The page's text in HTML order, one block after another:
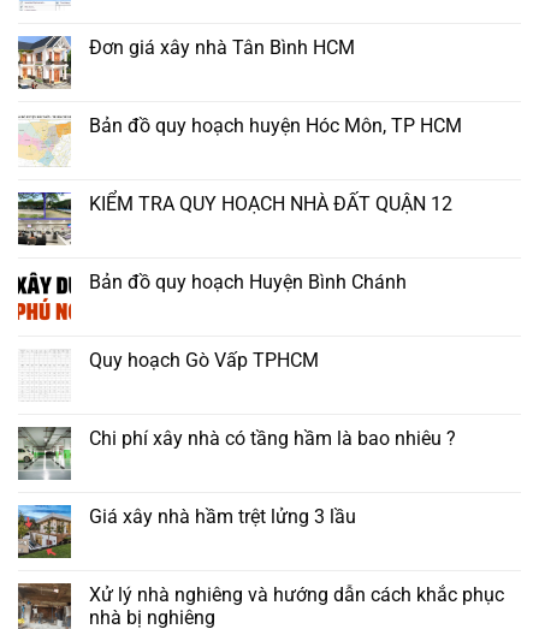
Đơn giá xây nhà Tân Bình HCM
Bản đồ quy hoạch huyện Hóc Môn, TP HCM
KIỂM TRA QUY HOẠCH NHÀ ĐẤT QUẬN 12
Bản đồ quy hoạch Huyện Bình Chánh
Quy hoạch Gò Vấp TPHCM
Chi phí xây nhà có tầng hầm là bao nhiêu ?
Giá xây nhà hầm trệt lửng 3 lầu
Xử lý nhà nghiêng và hướng dẫn cách khắc phục
nhà bị nghiêng